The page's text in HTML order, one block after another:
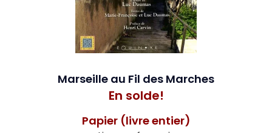
Marseille au Fil des Marches
En solde!
Papier (livre entier)